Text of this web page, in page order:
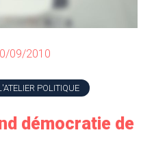
09/2010
POLITIQUE
démocratie de